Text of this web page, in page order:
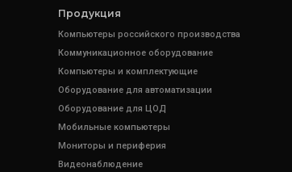
Продукция
Компьютеры российского производства
Коммуникационное оборудование
Компьютеры и комплектующие
Оборудование для автоматизации
Оборудование для ЦОД
Мобильные компьютеры
Мониторы и периферия
Видеонаблюдение